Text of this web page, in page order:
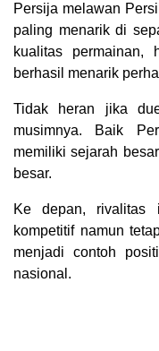
Persija melawan
paling menarik di
kualitas permainan,
berhasil menarik
Tidak heran jika
musimnya. Baik
memiliki sejarah
besar.
Ke depan, rivalitas
kompetitif namun
menjadi contoh
nasional.